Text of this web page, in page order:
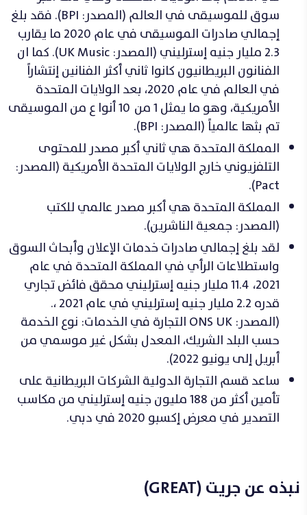
سوق للموسيقى في العالم (المصدر: BPI). فقد بلغ
إجمالي صادرات الموسيقى في عام 2020 ما يقارب
2.3 مليار جنيه إسترليني (المصدر: UK Music). كما ان
الفنانون البريطانيون كانوا ثاني أكثر الفنانين إنتشاراً
في العالم في عام 2020، بعد الولايات المتحدة
الأمريكية، وهو ما يمثل 1 من 10 أنوا ع من الموسيقى
تم بثها عالمياً (المصدر: BPI).
المملكة المتحدة هي ثاني أكبر مصدر للمحتوى
التلفزيوني خارج الولايات المتحدة الأمريكية (المصدر:
Pact).
المملكة المتحدة هي أكبر مصدر عالمي للكتب
(المصدر: جمعية الناشرين).
لقد بلغ إجمالي صادرات خدمات الإعلان وأبحاث السوق
واستطلاعات الرأي في المملكة المتحدة في عام
2021، 11.4 مليار جنيه إسترليني محقق فائض تجاري
قدره 2.2 مليار جنيه إسترليني في عام 2021 ،.
(المصدر: ONS UK التجارة في الخدمات: نوع الخدمة
حسب البلد الشريك، المعدل بشكل غير موسمي من
أبريل إلى يونيو 2022).
ساعد قسم التجارة الدولية الشركات البريطانية على
تأمين أكثر من 188 مليون جنيه إسترليني من مكاسب
التصدير في معرض إكسبو 2020 في دبي.
نبذه عن جريت (GREAT
)